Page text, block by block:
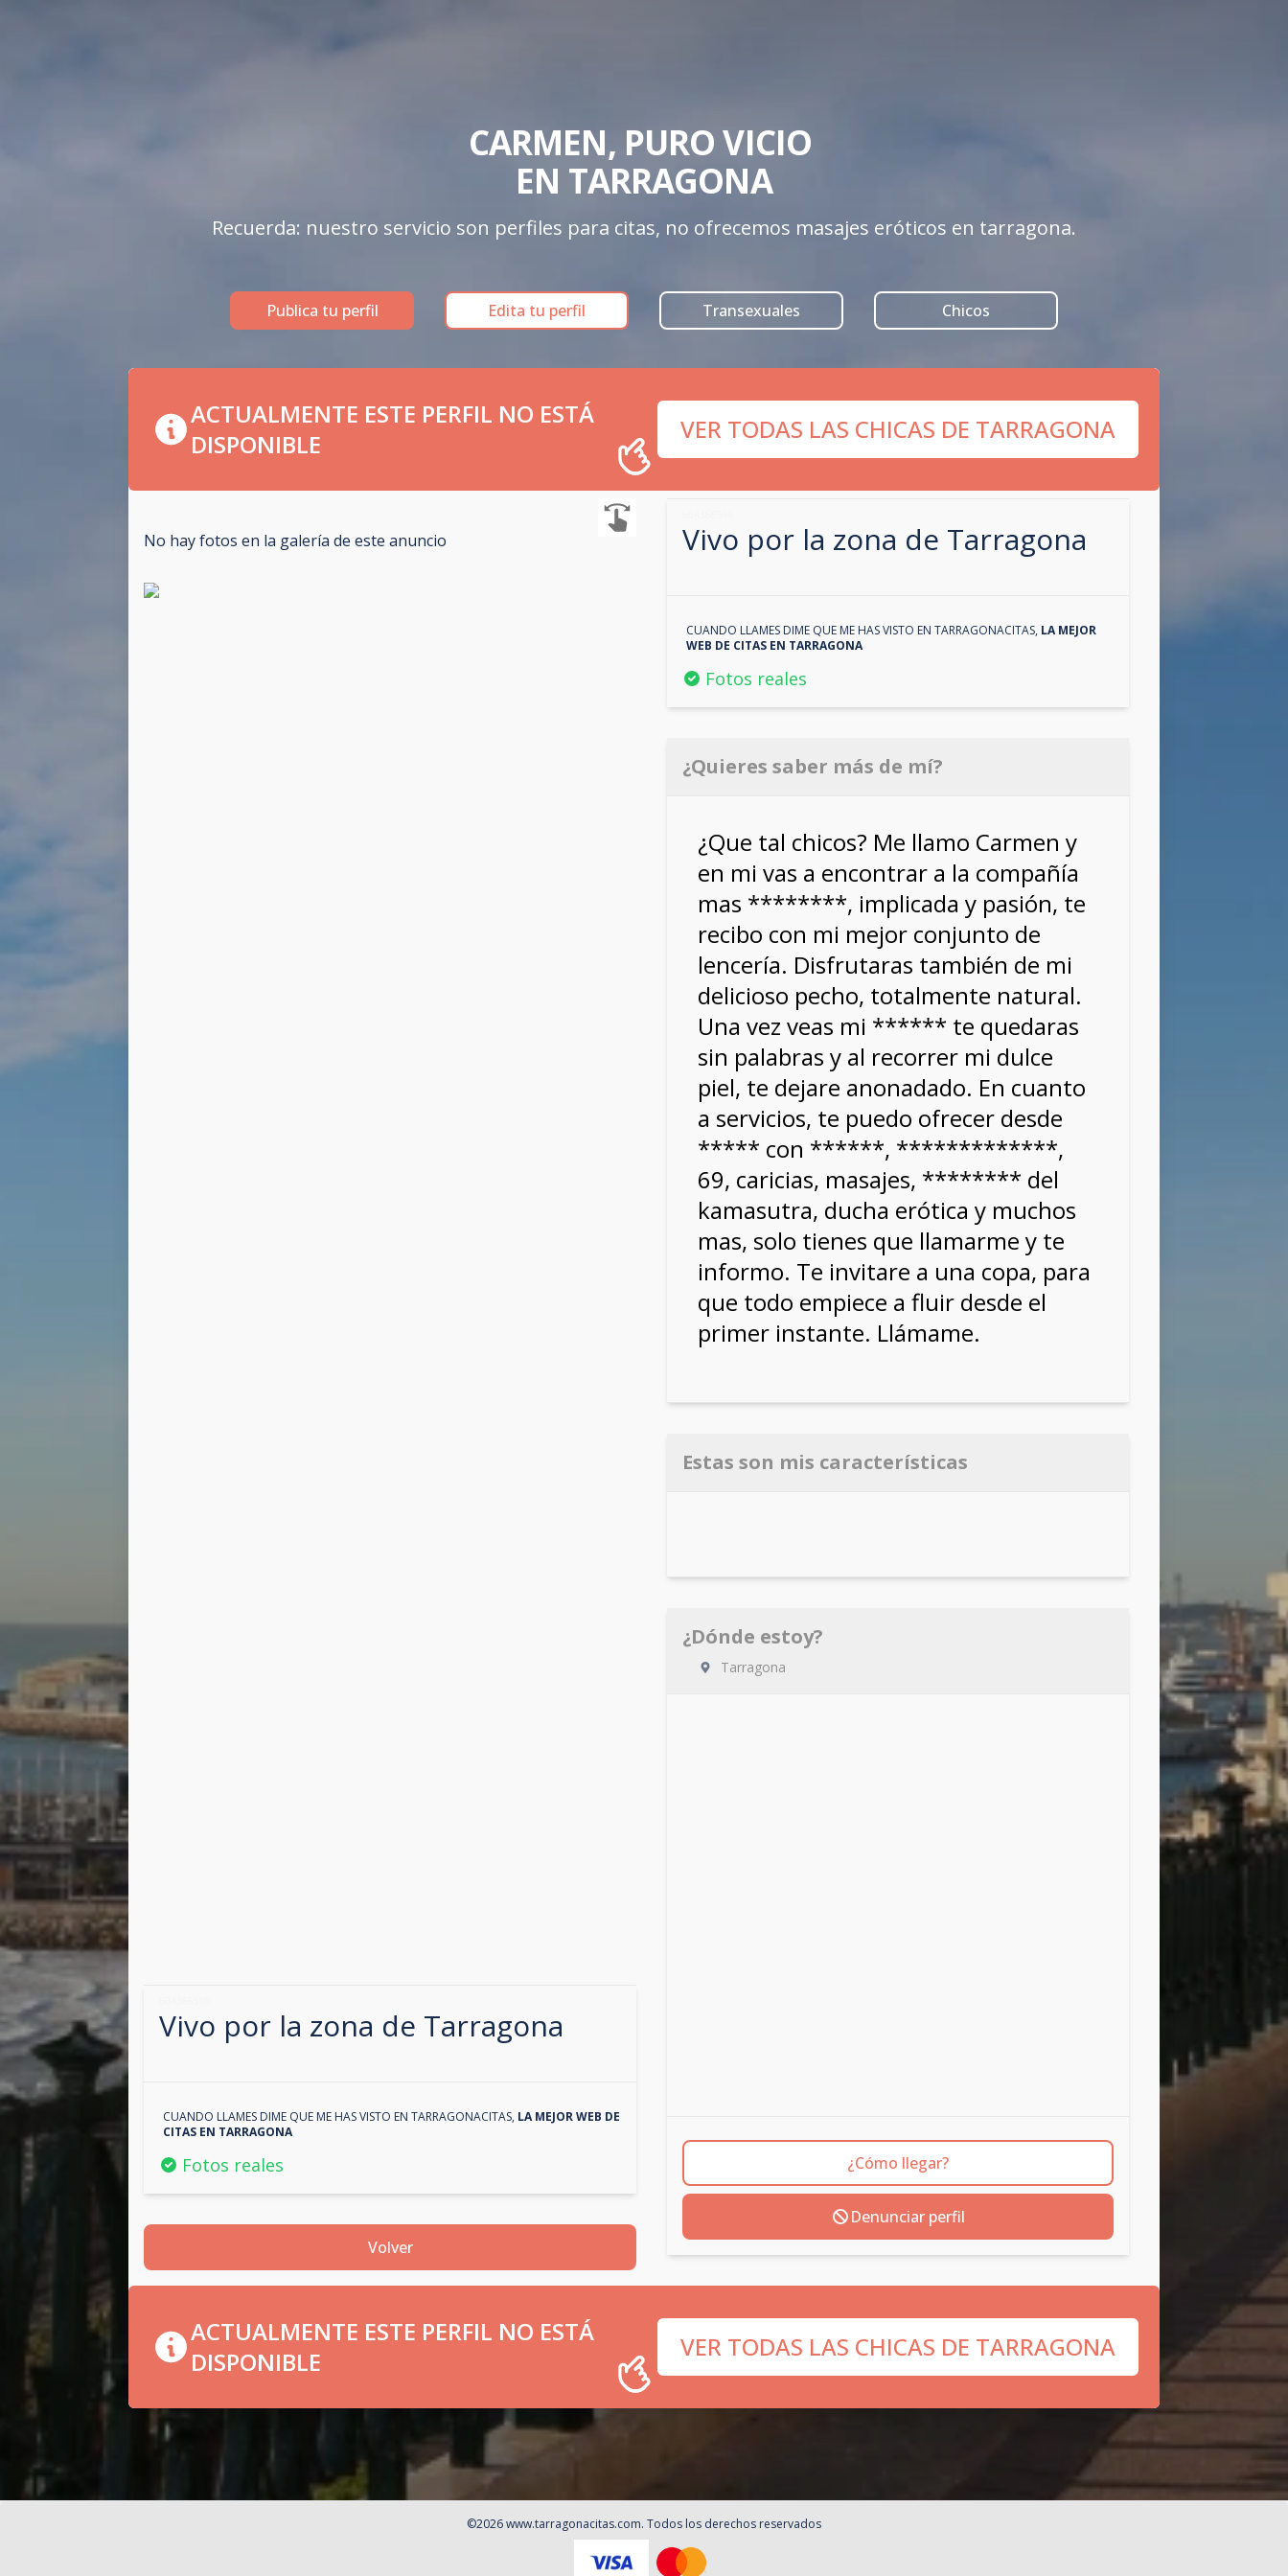
CARMEN, PURO VICIO
EN TARRAGONA
Recuerda: nuestro servicio son perfiles para citas, no ofrecemos masajes eróticos en tarragona.
Publica tu perfil Edita tu perfil Transexuales Chicos
ACTUALMENTE ESTE PERFIL NO ESTÁ
DISPONIBLE
VER TODAS LAS CHICAS DE TARRAGONA
No hay fotos en la galería de este anuncio
Vivo por la zona de Tarragona
CUANDO LLAMES DIME QUE ME HAS VISTO ENTARRAGONACITAS, LA MEJOR WEB DE
CITAS EN TARRAGONA
Fotos reales
Volver
Vivo por la zona de Tarragona
CUANDO LLAMES DIME QUE ME HAS VISTO EN TARRAGONACITAS, LA MEJOR
WEB DE CITAS EN TARRAGONA
Fotos reales
¿Quieres saber más de mí?
¿Que tal chicos? Me llamo Carmen y
en mi vas a encontrar a la compañía
mas ********, implicada y pasión, te
recibo con mi mejor conjunto de
lencería. Disfrutaras también de mi
delicioso pecho, totalmente natural.
Una vez veas mi ****** te quedaras
sin palabras y al recorrer mi dulce
piel, te dejare anonadado. En cuanto
a servicios, te puedo ofrecer desde
***** con ******, *************,
69, caricias, masajes, ******** del
kamasutra, ducha erótica y muchos
mas, solo tienes que llamarme y te
informo. Te invitare a una copa, para
que todo empiece a fluir desde el
primer instante. Llámame.
Estas son mis características
¿Dónde estoy?
Tarragona
¿Cómo llegar?
Denunciar perfil
ACTUALMENTE ESTE PERFIL NO ESTÁ
DISPONIBLE
VER TODAS LAS CHICAS DE TARRAGONA
©2026www.tarragonacitas.com. Todos los derechos reservados